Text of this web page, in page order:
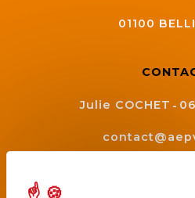
01100
Julie COCHET
Gestion des
Nous